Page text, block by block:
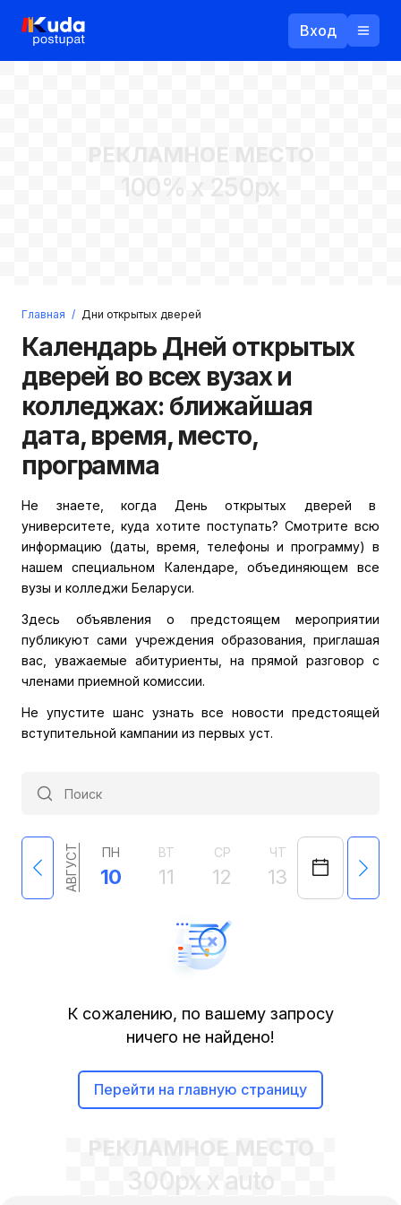
Вход
Войти
Регистрация
Прислать пароль
РЕКЛАМНОЕ МЕСТО
100% x 250px
Главная / Дни открытых дверей
Календарь Дней открытых
дверей во всех вузах и
колледжах: ближайшая
дата, время, место,
программа
Не знаете, когда День открытых дверей в
университете, куда хотите поступать? Смотрите всю
информацию (даты, время, телефоны и программу) в
нашем специальном Календаре, объединяющем все
вузы и колледжи Беларуси.
Здесь объявления о предстоящем мероприятии
публикуют сами учреждения образования, приглашая
вас, уважаемые абитуриенты, на прямой разговор с
членами приемной комиссии.
Не упустите шанс узнать все новости предстоящей
вступительной кампании из первых уст.
АВГУСТ ПН
10
ВТ
11
СР
12
ЧТ
13 14
К сожалению, по вашему запросу
ничего не найдено!
Перейти на главную страницу
РЕКЛАМНОЕ МЕСТО
300px x auto